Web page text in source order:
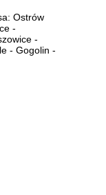
Ostrów
-
-
- Gogolin -